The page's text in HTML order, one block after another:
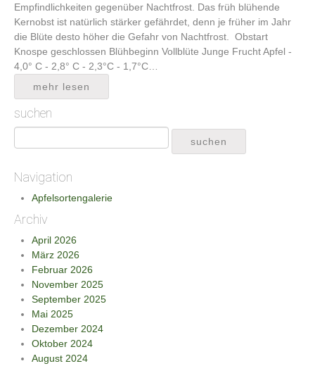
Empfindlichkeiten gegenüber Nachtfrost. Das früh blühende
Kernobst ist natürlich stärker gefährdet, denn je früher im Jahr
die Blüte desto höher die Gefahr von Nachtfrost. Obstart
Knospe geschlossen Blühbeginn Vollblüte Junge Frucht Apfel -
4,0° C - 2,8° C - 2,3°C - 1,7°C…
mehr lesen
suchen
Navigation
Apfelsortengalerie
Archiv
April 2026
März 2026
Februar 2026
November 2025
September 2025
Mai 2025
Dezember 2024
Oktober 2024
August 2024